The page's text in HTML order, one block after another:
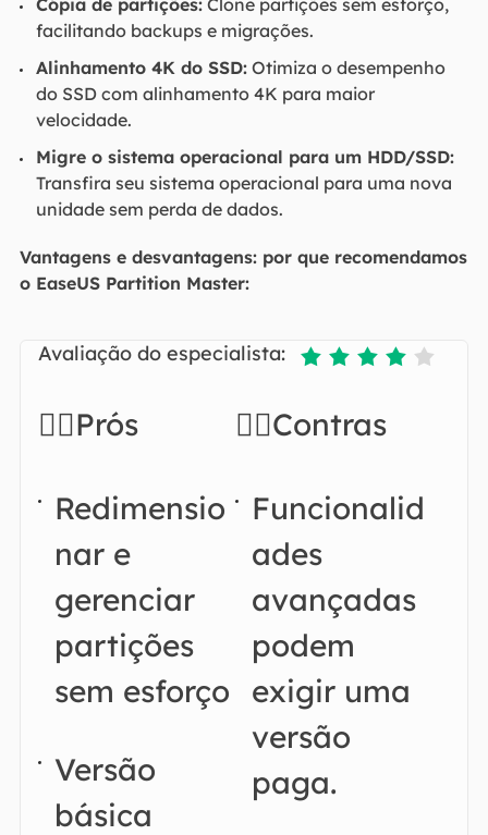
Cópia de partições:Clone partições sem esforço,
facilitando backups e migrações.
Alinhamento 4K do SSD:Otimiza o desempenho
do SSD com alinhamento 4K para maior
velocidade.
Migre o sistema operacional para um HDD/SSD:
Transfira seu sistema operacional para uma nova
unidade sem perda de dados.
Vantagens e desvantagens: por que recomendamos
o EaseUS Partition Master:
Avaliação do especialista:     
👍🏻Prós
Redimensio
nar e
gerenciar
partições
sem esforço
Versão
básica
👎🏻Contras
Funcionalid
ades
avançadas
podem
exigir uma
versão
paga.